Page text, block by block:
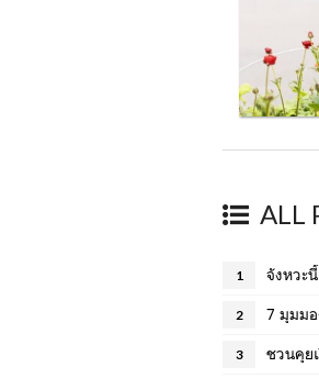
ALL
1 จังหวะ
2 7 มุมม
3 ชวนคุย